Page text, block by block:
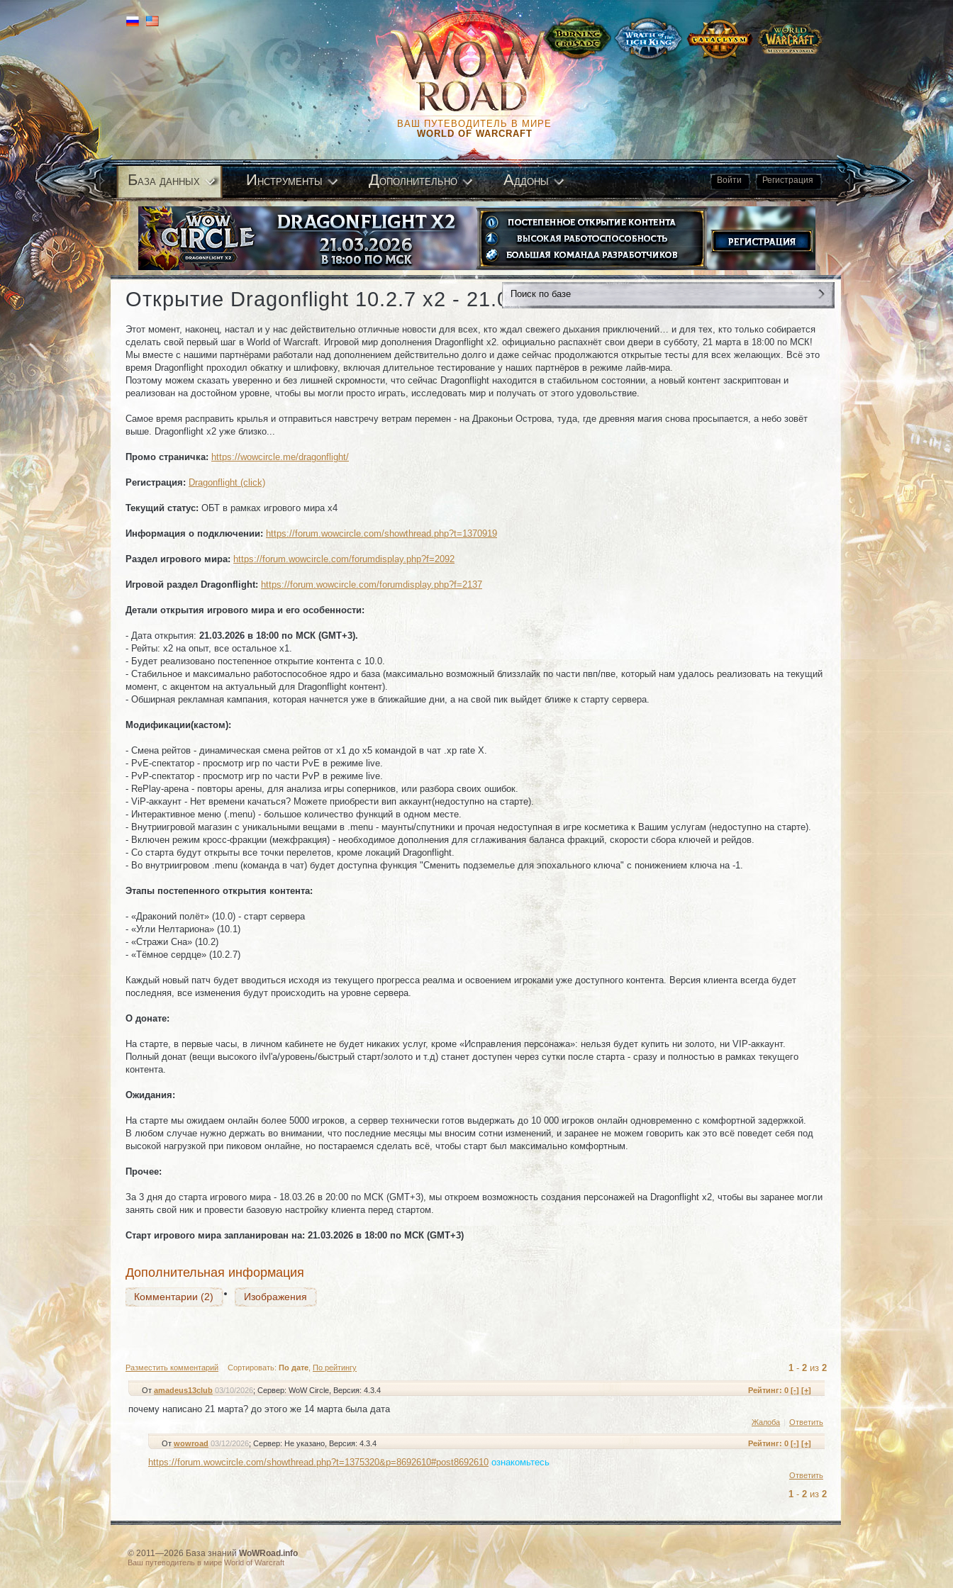
ВАШ ПУТЕВОДИТЕЛЬ В МИРЕ
WORLD OF WARCRAFT
Войти Регистрация
База данных Инструменты Дополнительно Аддоны
Открытие Dragonflight 10.2.7 x2 - 21.03.2026
Этот момент, наконец, настал и у нас действительно отличные новости для всех, кто ждал свежего дыхания приключений… и для тех, кто только собирается
сделать свой первый шаг в World of Warcraft. Игровой мир дополнения Dragonflight x2. официально распахнёт свои двери в субботу, 21 марта в 18:00 по МСК!
Мы вместе с нашими партнёрами работали над дополнением действительно долго и даже сейчас продолжаются открытые тесты для всех желающих. Всё это
время Dragonflight проходил обкатку и шлифовку, включая длительное тестирование у наших партнёров в режиме лайв-мира.
Поэтому можем сказать уверенно и без лишней скромности, что сейчас Dragonflight находится в стабильном состоянии, а новый контент заскриптован и
реализован на достойном уровне, чтобы вы могли просто играть, исследовать мир и получать от этого удовольствие.
Самое время расправить крылья и отправиться навстречу ветрам перемен - на Драконьи Острова, туда, где древняя магия снова просыпается, а небо зовёт
выше. Dragonflight x2 уже близко...
Промо страничка: https://wowcircle.me/dragonflight/
Регистрация: Dragonflight (click)
Текущий статус: ОБТ в рамках игрового мира х4
Информация о подключении: https://forum.wowcircle.com/showthread.php?t=1370919
Раздел игрового мира: https://forum.wowcircle.com/forumdisplay.php?f=2092
Игровой раздел Dragonflight: https://forum.wowcircle.com/forumdisplay.php?f=2137
Детали открытия игрового мира и его особенности:
- Дата открытия: 21.03.2026 в 18:00 по МСК (GMT+3).
- Рейты: x2 на опыт, все остальное х1.
- Будет реализовано постепенное открытие контента с 10.0.
- Стабильное и максимально работоспособное ядро и база (максимально возможный близзлайк по части пвп/пве, который нам удалось реализовать на текущий
момент, с акцентом на актуальный для Dragonflight контент).
- Обширная рекламная кампания, которая начнется уже в ближайшие дни, а на свой пик выйдет ближе к старту сервера.
Модификации(кастом):
- Смена рейтов - динамическая смена рейтов от х1 до х5 командой в чат .xp rate X.
- PvE-спектатор - просмотр игр по части PvE в режиме live.
- PvP-спектатор - просмотр игр по части PvP в режиме live.
- RePlay-арена - повторы арены, для анализа игры соперников, или разбора своих ошибок.
- ViP-аккаунт - Нет времени качаться? Можете приобрести вип аккаунт(недоступно на старте).
- Интерактивное меню (.menu) - большое количество функций в одном месте.
- Внутриигровой магазин с уникальными вещами в .menu - маунты/спутники и прочая недоступная в игре косметика к Вашим услугам (недоступно на старте).
- Включен режим кросс-фракции (межфракция) - необходимое дополнения для сглаживания баланса фракций, скорости сбора ключей и рейдов.
- Со старта будут открыты все точки перелетов, кроме локаций Dragonflight.
- Во внутриигровом .menu (команда в чат) будет доступна функция "Сменить подземелье для эпохального ключа" с понижением ключа на -1.
Этапы постепенного открытия контента:
- «Драконий полёт» (10.0) - старт сервера
- «Угли Нелтариона» (10.1)
- «Стражи Сна» (10.2)
- «Тёмное сердце» (10.2.7)
Каждый новый патч будет вводиться исходя из текущего прогресса реалма и освоением игроками уже доступного контента. Версия клиента всегда будет
последняя, все изменения будут происходить на уровне сервера.
О донате:
На старте, в первые часы, в личном кабинете не будет никаких услуг, кроме «Исправления персонажа»: нельзя будет купить ни золото, ни VIP-аккаунт.
Полный донат (вещи высокого ilvl'a/уровень/быстрый старт/золото и т.д) станет доступен через сутки после старта - сразу и полностью в рамках текущего
контента.
Ожидания:
На старте мы ожидаем онлайн более 5000 игроков, а сервер технически готов выдержать до 10 000 игроков онлайн одновременно с комфортной задержкой.
В любом случае нужно держать во внимании, что последние месяцы мы вносим сотни изменений, и заранее не можем говорить как это всё поведет себя под
высокой нагрузкой при пиковом онлайне, но постараемся сделать всё, чтобы старт был максимально комфортным.
Прочее:
За 3 дня до старта игрового мира - 18.03.26 в 20:00 по МСК (GMT+3), мы откроем возможность создания персонажей на Dragonflight x2, чтобы вы заранее могли
занять свой ник и провести базовую настройку клиента перед стартом.
Старт игрового мира запланирован на: 21.03.2026 в 18:00 по МСК (GMT+3)
Дополнительная информация
Комментарии (2) Изображения
Комментарии (2) Изображения
1 - 2 из 2
Разместить комментарий Сортировать: По дате По рейтингу
Рейтинг: 0 [-] [+]
От amadeus13club 03/10/2026; Сервер: WoW Circle , Версия: 4.3.4
почему написано 21 марта? до этого же 14 марта была дата
Жалоба Ответить
Рейтинг: 0 [-] [+]
От wowroad 03/12/2026; Сервер: Не указано , Версия: 4.3.4
https://forum.wowcircle.com/showthread.php?t=1375320&p=8692610#post8692610 ознакомьтесь
Ответить
1 - 2 из 2
© 2011—2026 База знанийWoWRoad.info
Ваш путеводитель в мире World of Warcraft